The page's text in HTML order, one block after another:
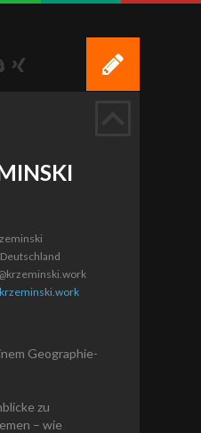
Skype
Geographie-
zu
– wie